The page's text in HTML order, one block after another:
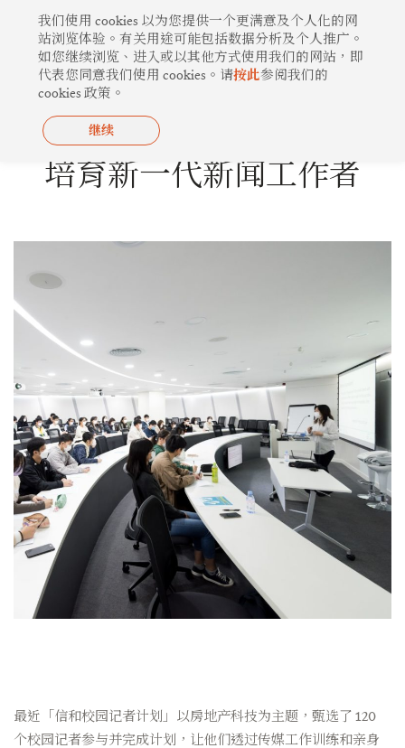
培育新一代新闻工作者
最近「信和校园记者计划」以房地产科技为主题，甄选了 120
个校园记者参与并完成计划，让他们透过传媒工作训练和亲身
我们使用 cookies 以为您提供一个更满意及个人化的网
站浏览体验。有关用途可能包括数据分析及个人推广。
如您继续浏览、进入或以其他方式使用我们的网站，即
代表您同意我们使用 cookies。请按此参阅我们的
cookies 政策。
继续